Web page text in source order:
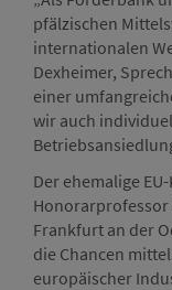
pfälzischen
internationalen
Dexheimer,
einer
wir auch
Der ehemalige
Honorarprofessor
Frankfurt an der
die Chancen
europäischer